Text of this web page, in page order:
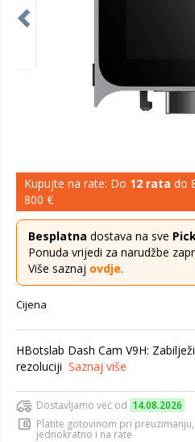
Kupujte na rate: Do 12 rata do
800 €
Besplatna dostava na sve
Ponuda vrijedi za narudžbe
Više saznaj ovdje.
Cijena
HBotslab Dash Cam V9H:
rezoluciji Saznaj više
Dostavljamo već od 14.08.2026
Platite gotovinom pri
jednokratno i na rate